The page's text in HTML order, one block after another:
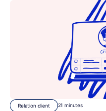
Relation client 21 minutes